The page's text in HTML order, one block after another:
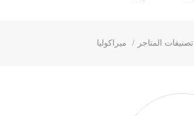
تصنيفات المتاجر ميراكوليا